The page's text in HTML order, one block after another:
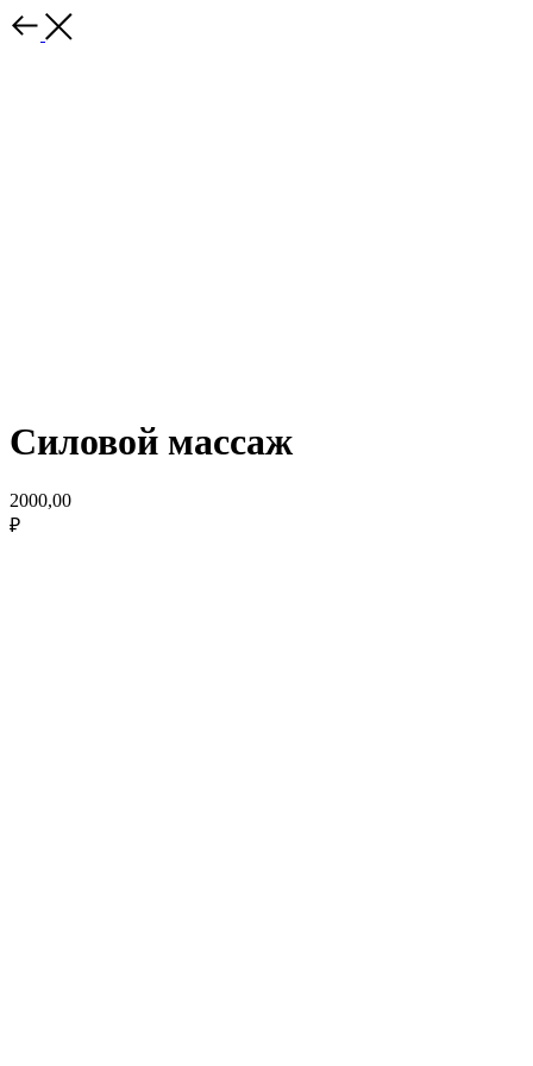
Силовой массаж
2000,00
₽